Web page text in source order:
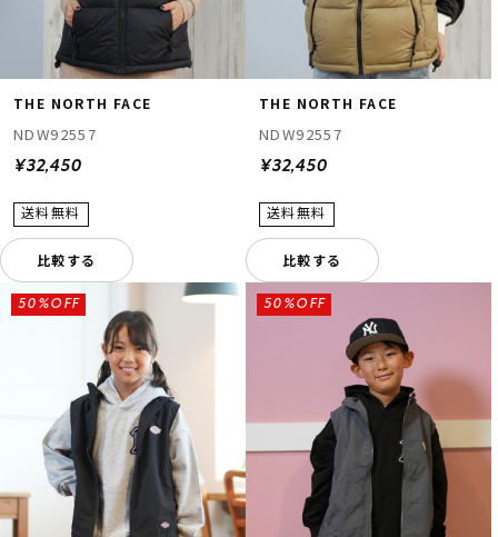
THE NORTH FACE
NDW92557
¥32,450
比較する
THE NORTH FACE
NDW92557
¥32,450
比較する
50%OFF 50%OFF